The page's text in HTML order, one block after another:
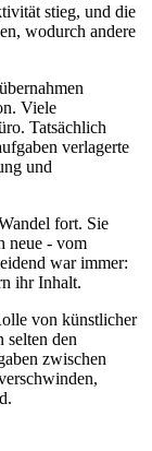
stieg, und die
wodurch andere
Viele
Tatsächlich
verlagerte
und
fort. Sie
neue - vom
war immer:
ihr Inhalt.
von künstlicher
selten den
zwischen